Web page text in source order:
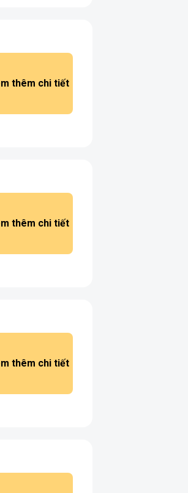
thêm chi tiết
thêm chi tiết
thêm chi tiết